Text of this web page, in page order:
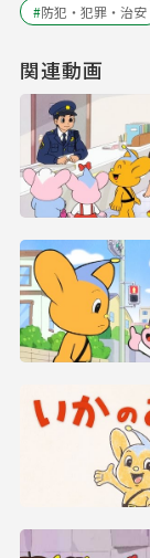
#防犯・犯罪・治安
関連動画